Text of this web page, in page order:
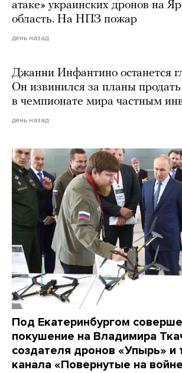
атаке» украинских дронов на
область. На НПЗ пожар
день назад
Джанни Инфантино останется
Он извинился за планы
в чемпионате мира частным
день назад
Под Екатеринбургом
покушение на Владимира
создателя дронов «Упырь» и
канала «Повернутые на